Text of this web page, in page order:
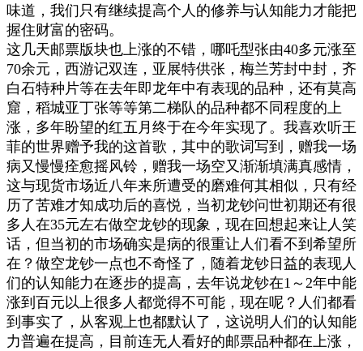
味道，我们只有继续提高个人的修养与认知能力才能把
握住财富的密码。
这几天邮票版块也上涨的不错，哪吒型张由40多元涨至
70余元，西游记双连，亚展特供张，梅兰芳封中封，齐
白石特种片等在去年即龙年中有表现的品种，还有莫高
窟，稻城亚丁张等等第二梯队的品种都不同程度的上
涨，多年盼望的红五月终于在今年实现了。我喜欢听王
菲的世界赠予我的这首歌，其中的歌词写到，赠我一场
病又慢慢痊愈摇风铃，赠我一场空又渐渐填满真感情，
这与现货市场近八年来所遭受的磨难何其相似，只有经
历了苦难才知成功后的喜悦，当初龙钞问世初期还有很
多人在35元左右做空龙钞的现象，现在回想起来让人笑
话，但当初的市场确实是病的很重让人们看不到希望所
在？做空龙钞一点也不奇怪了，随着龙钞日益的表现人
们的认知能力在逐步的提高，去年说龙钞在1～2年中能
涨到百元以上很多人都觉得不可能，现在呢？人们都看
到事实了，从客观上也都默认了，这说明人们的认知能
力普遍在提高，目前连无人看好的邮票品种都在上涨，